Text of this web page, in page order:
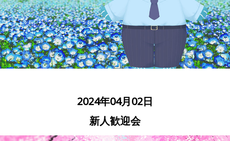
2024年04月02日
新人歓迎会